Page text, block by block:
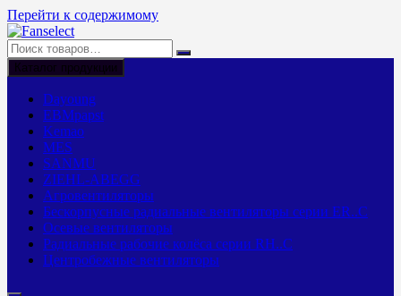
Перейти к содержимому
Каталог продукции
Dayoung
EBMpapst
Kemao
MES
SANMU
ZIEHL-ABEGG
Агровентиляторы
Бескорпусные радиальные вентиляторы серии ER..C
Осевые вентиляторы
Радиальные рабочие колёса серии RH..C
Центробежные вентиляторы